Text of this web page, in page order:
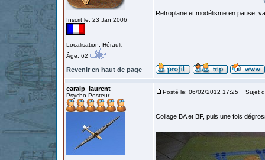
Inscrit le: 23 Jan 2006
Localisation: Hérault
Âge: 62
Retroplane et modélisme en pause,
Revenir en haut de page
caralp_laurent
Psycho Posteur
Posté le: 06/02/2012 17:25 Sujet
Collage BA et BF, puis une fois